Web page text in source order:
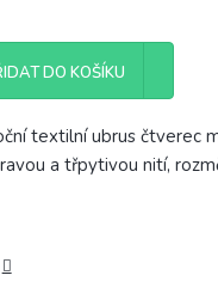
DO KOŠÍKU
textilní ubrus čtverec
a třpytivou nití,